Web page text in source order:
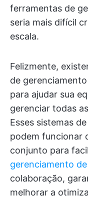
ferramentas de
seria mais difícil
escala.
Felizmente,
de
para ajudar sua
gerenciar todas
Esses sistemas
podem funcionar
conjunto para
gerenciamento
colaboração,
melhorar a